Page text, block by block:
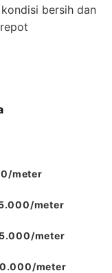
bersih dan
meter
meter
meter
meter